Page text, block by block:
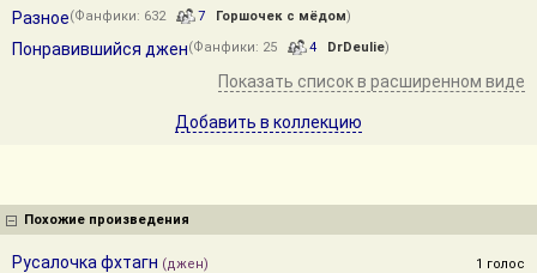
Разное(Фанфики: 632 7 Горшочек с мёдом)
Понравившийся джен(Фанфики: 25 4 DrDeulie)
Показать список в расширенном виде
Добавить в коллекцию
Похожие произведения
Русалочка фхтагн (джен) 1 голос